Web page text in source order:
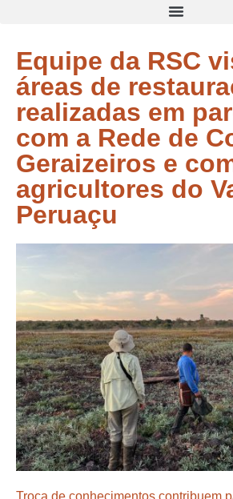
Equipe da RSC
áreas de
realizadas em
com a Rede de
Geraizeiros e
agricultores do
Peruaçu
Troca de conhecimentos contribuem